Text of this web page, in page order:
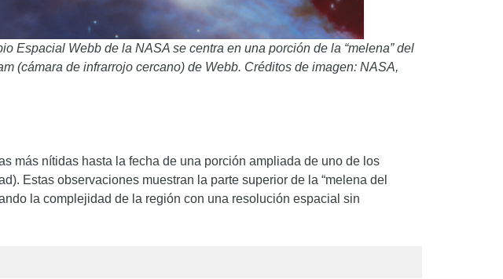
Espacial Webb de la NASA se centra en una porción de la “melena” del
(cámara de infrarrojo cercano) de Webb. Créditos de imagen: NASA,
más nítidas hasta la fecha de una porción ampliada de uno de los
Estas observaciones muestran la parte superior de la “melena del
la complejidad de la región con una resolución espacial sin